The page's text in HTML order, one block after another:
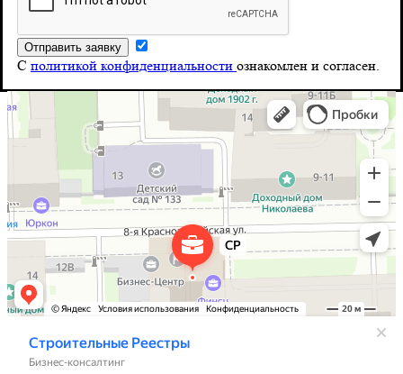
С политикой конфиденциальности ознакомлен и согласен.
8 (804) 555-10-39
Почта